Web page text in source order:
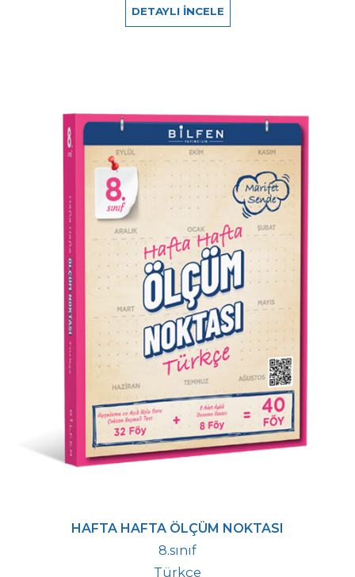
DETAYLI İNCELE
HAFTA HAFTA ÖLÇÜM NOKTASI
8.sınıf
Türkçe